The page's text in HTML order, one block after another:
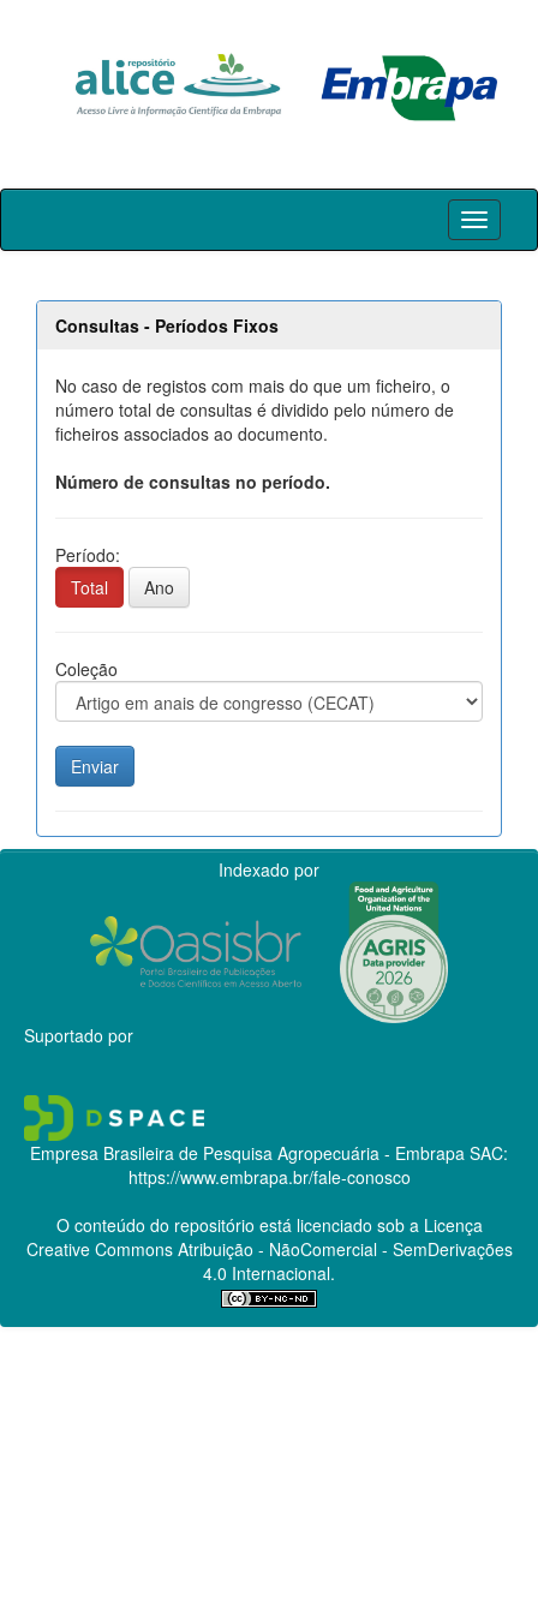
Skip
Consultas - Períodos Fixos
No caso de registos com mais do que um ficheiro, o
número total de consultas é dividido pelo número de
ficheiros associados ao documento.
Número de consultas no período.
Período:
Total
Ano
Coleção
Indexado por
Suportado por
Empresa Brasileira de Pesquisa Agropecuária - Embrapa SAC:
https://www.embrapa.br/fale-conosco
O conteúdo do repositório está licenciado sob a Licença
Creative CommonsAtribuição - NãoComercial - SemDerivações
4.0 Internacional.